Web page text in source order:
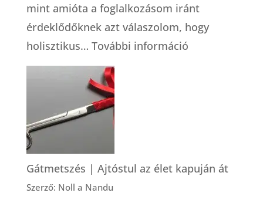
mint amióta a foglalkozásom iránt
érdeklődőknek azt válaszolom, hogy
holisztikus… További információ:
Gátmetszés | Ajtóstul az élet kapuján át
Szerző: Noll a Nandu